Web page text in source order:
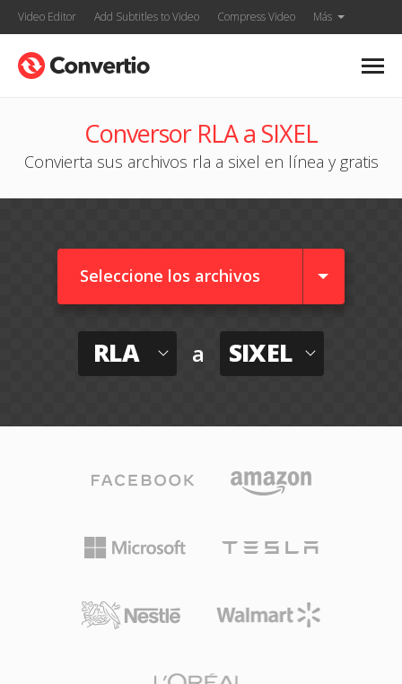
Video Editor Add Subtitles to Video Compress Video Más
Conversor RLA a SIXEL
Convierta sus archivos rla a sixel en línea y gratis
Seleccione los archivos
RLA a SIXEL